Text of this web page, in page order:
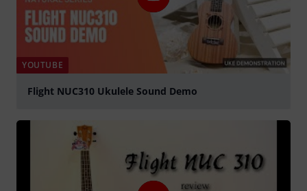
YOUTUBE
Flight NUC310 Ukulele Sound Demo